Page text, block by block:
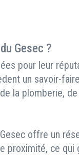
Gesec ?
pour leur
un savoir-
la plomberie, de
offre un
proximité, ce qui